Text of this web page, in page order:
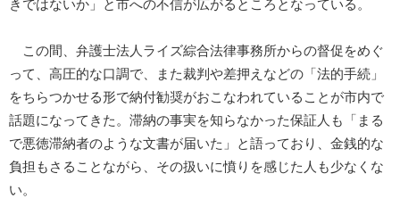
きではないか」と市への不信が広がるところとなっている。
この間、弁護士法人ライズ綜合法律事務所からの督促をめぐ
って、高圧的な口調で、また裁判や差押えなどの「法的手続」
をちらつかせる形で納付勧奨がおこなわれていることが市内で
話題になってきた。滞納の事実を知らなかった保証人も「まる
で悪徳滞納者のような文書が届いた」と語っており、金銭的な
負担もさることながら、その扱いに憤りを感じた人も少なくな
い。